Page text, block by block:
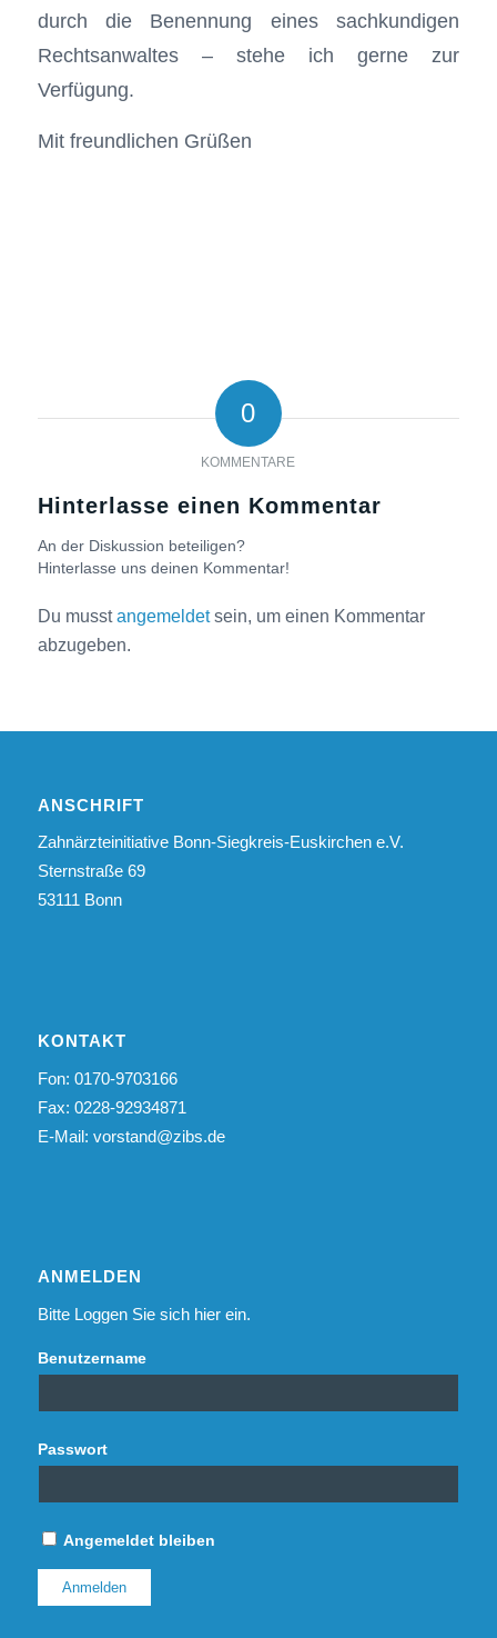
durch die Benennung eines sachkundigen
Rechtsanwaltes – stehe ich gerne zur
Verfügung.
Mit freundlichen Grüßen
0
KOMMENTARE
Hinterlasse einen Kommentar
An der Diskussion beteiligen?
Hinterlasse uns deinen Kommentar!
Du musstangemeldetsein, um einen Kommentar
abzugeben.
ANSCHRIFT
Zahnärzteinitiative Bonn-Siegkreis-Euskirchen e.V.
Sternstraße 69
53111 Bonn
KONTAKT
Fon: 0170-9703166
Fax: 0228-92934871
E-Mail: vorstand@zibs.de
ANMELDEN
Bitte Loggen Sie sich hier ein.
Benutzername
Passwort
Angemeldet bleiben